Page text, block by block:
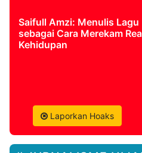
Saifull Amzi: Menulis Lagu
sebagai Cara Merekam
Kehidupan
Laporkan Hoaks